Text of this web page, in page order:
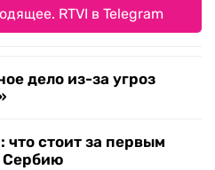
RTVI в Telegram
дело из-за угроз
стоит за первым
Сербию